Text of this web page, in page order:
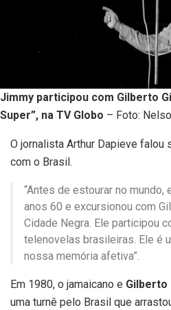
Jimmy participou com Gilberto
Super”, na TV Globo – Foto:
O jornalista Arthur Dapieve falou
com o Brasil.
“Antes de estourar no mundo,
anos 60 e excursionou com
Cidade Negra. Ele participou
telenovelas brasileiras. Ele é
nossa memória afetiva”.
Em 1980, o jamaicano e Gilberto
uma turnê pelo Brasil que